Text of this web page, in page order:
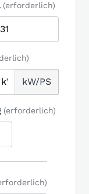
(erforderlich)
kW/PS
(erforderlich)